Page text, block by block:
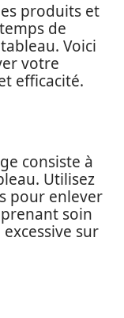
produits et
de
Voici
votre
efficacité.
consiste à
Utilisez
pour enlever
soin
sur